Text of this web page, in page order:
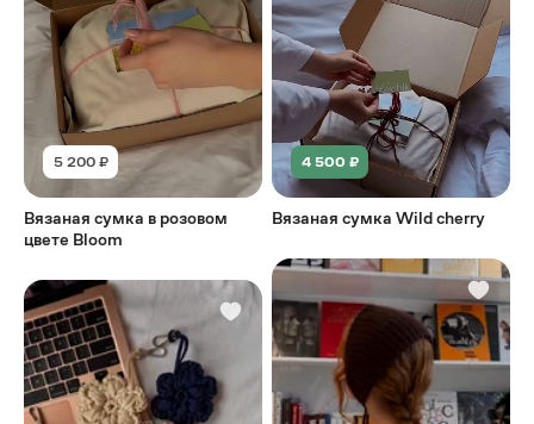
5 200 ₽
Вязаная сумка в розовом
цвете Bloom
4 500 ₽
Вязаная сумка Wild cherry